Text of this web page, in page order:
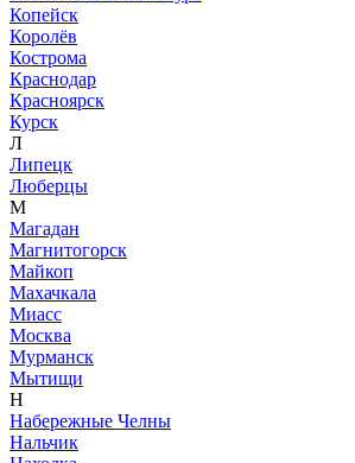
Копейск
Королёв
Кострома
Краснодар
Красноярск
Курск
Л
Липецк
Люберцы
М
Магадан
Магнитогорск
Майкоп
Махачкала
Миасс
Москва
Мурманск
Мытищи
Н
Набережные Челны
Нальчик